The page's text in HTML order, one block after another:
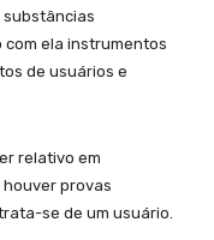
substâncias
ela instrumentos
de usuários e
relativo em
provas
se de um usuário.